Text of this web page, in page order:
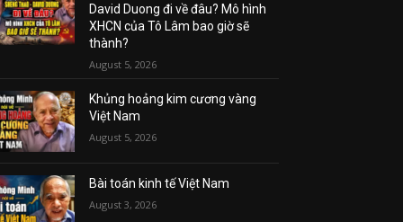
David Duong đi về đâu? Mô hình
XHCN của Tô Lâm bao giờ sẽ
thành?
August 5, 2026
Khủng hoảng kim cương vàng
Việt Nam
August 5, 2026
Bài toán kinh tế Việt Nam
August 3, 2026